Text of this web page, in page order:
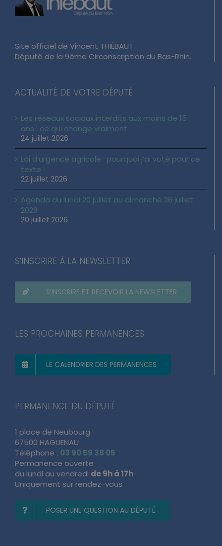
Site officiel de Vincent THIÉBAUT
Député de la 9ème Circonscription du Bas-Rhin.
ACTUALITÉ DE VOTRE DÉPUTÉ
Les réseaux sociaux interdits aux moins de 15
ans : ce qui change vraiment
24 juillet 2026
Loi d’urgence agricole : pourquoi j’ai voté pour ce
texte
22 juillet 2026
Agenda du lundi 20 juillet au dimanche 26 juillet
2026
20 juillet 2026
S’INSCRIRE À LA NEWSLETTER
S’INSCRIRE ET RECEVOIR LA NEWSLETTER
LES PROCHAINES PERMANENCES
LE CALENDRIER DES PERMANENCES
PERMANENCE DU DÉPUTÉ
1 place de Neubourg
67500 HAGUENAU
Téléphone : 03 90 59 38 05
Permanence ouverte
du lundi au vendredi de 9h à 17h
Uniquement sur rendez-vous
POSER UNE QUESTION AU DÉPUTÉ